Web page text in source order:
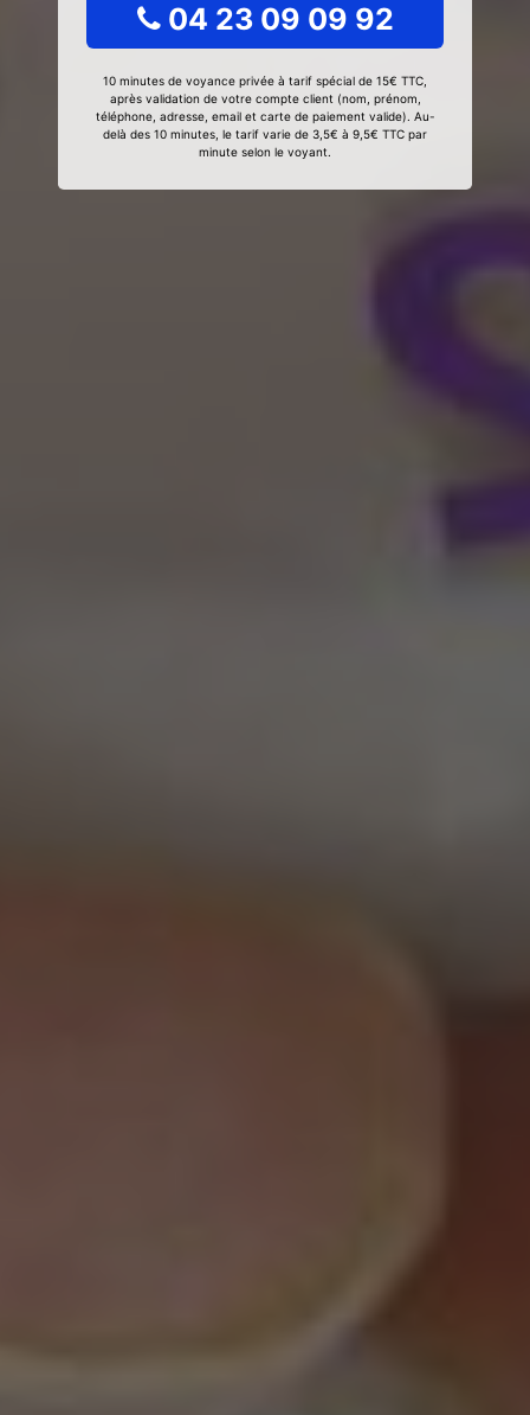
04 23 09 09 92
10 minutes de voyance privée à tarif spécial de 15€ TTC,
après validation de votre compte client (nom, prénom,
téléphone, adresse, email et carte de paiement valide). Au-
delà des 10 minutes, le tarif varie de 3,5€ à 9,5€ TTC par
minute selon le voyant.